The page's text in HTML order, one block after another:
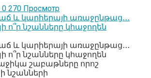
0 270 Просмотр
և կարիերայի առաջընթաց․․․
նշանները կհաջողեն
և կարիերայի առաջընթաց․․․
նշանները կհաջողեն
շաբաթները որոշ
նշանների